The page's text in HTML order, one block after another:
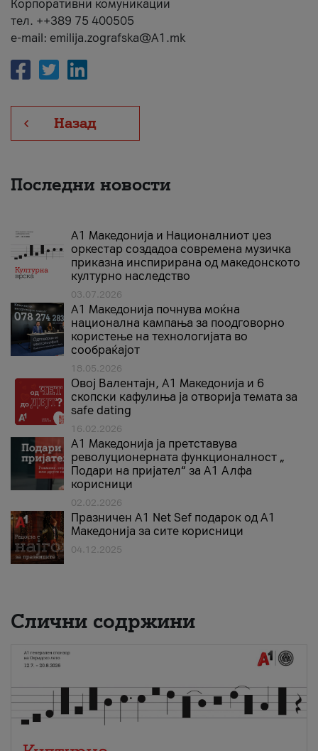
Корпоративни комуникации
тел. ++389 75 400505
e-mail: emilija.zografska@A1.mk
Назад
Последни новости
А1 Македонија и Националниот џез
оркестар создадоа современа музичка
приказна инспирирана од македонското
културно наследство
03.07.2026
A1 Македонија почнува моќна
национална кампања за поодговорно
користење на технологијата во
сообраќајот
18.05.2026
Овој Валентајн, A1 Македонија и 6
скопски кафулиња ја отворија темата за
safe dating
16.02.2026
А1 Македонија ја претставува
револуционерната функционалност „
Подари на пријател“ за А1 Алфа
корисници
02.02.2026
Празничен A1 Net Sеf подарок од А1
Македонија за сите корисници
04.12.2025
Слични содржини